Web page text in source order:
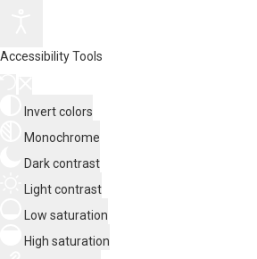
Accessibility Tools
Invert colors
Monochrome
Dark contrast
Light contrast
Low saturation
High saturation